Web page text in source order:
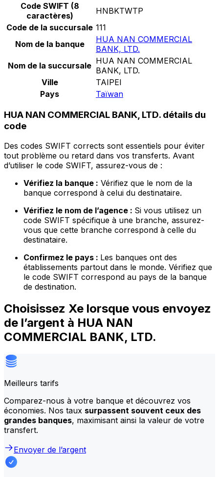
Code SWIFT (8
caractères)
HNBKTWTP
Code de la succursale 111
Nom de la banque
HUA NAN COMMERCIAL
BANK, LTD.
Nom de la succursale HUA NAN COMMERCIAL
BANK, LTD.
Ville
TAIPEI
Pays
Taïwan
HUA NAN COMMERCIAL BANK, LTD. détails du
code
Des codes SWIFT corrects sont essentiels pour éviter
tout problème ou retard dans vos transferts. Avant
d’utiliser le code SWIFT, assurez-vous de :
Vérifiez la banque : Vérifiez que le nom de la
banque correspond à celui du destinataire.
Vérifiez le nom de l’agence : Si vous utilisez un
code SWIFT spécifique à une branche, assurez-
vous que cette branche correspond à celle du
destinataire.
Confirmez le pays : Les banques ont des
établissements partout dans le monde. Vérifiez que
le code SWIFT correspond au pays de la banque
de destination.
Choisissez Xe lorsque vous envoyez
de l’argent à HUA NAN
COMMERCIAL BANK, LTD.
Meilleurs tarifs
Comparez-nous à votre banque et découvrez vos
économies. Nos taux surpassent souvent ceux des
grandes banques, maximisant ainsi la valeur de votre
transfert.
Envoyer de l’argent